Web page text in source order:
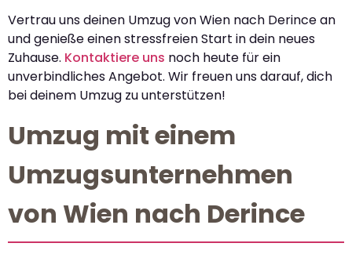
Vertrau uns deinen Umzug von Wien nach Derince an
und genieße einen stressfreien Start in dein neues
Zuhause. Kontaktiere uns noch heute für ein
unverbindliches Angebot. Wir freuen uns darauf, dich
bei deinem Umzug zu unterstützen!
Umzug mit einem
Umzugsunternehmen
von Wien nach Derince